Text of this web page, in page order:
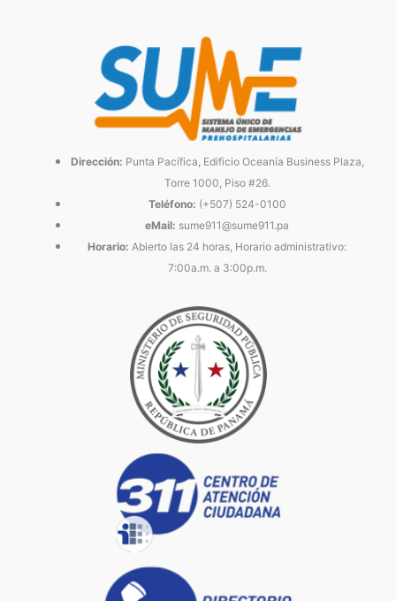
Dirección: Punta Pacífica, Edificio Oceanía Business Plaza,
Torre 1000, Piso #26.
Teléfono: (+507) 524-0100
eMail: sume911@sume911.pa
Horario: Abierto las 24 horas, Horario administrativo:
7:00a.m. a 3:00p.m.